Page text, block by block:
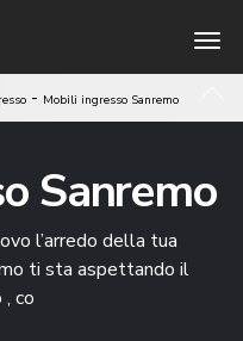
- Mobili ingresso Sanremo
Sanremo
l’arredo della tua
ti sta aspettando il
co